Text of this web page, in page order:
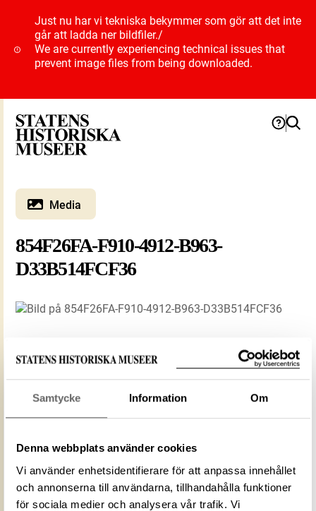
Samtycke Information Om
Denna webbplats använder cookies
Vi använder enhetsidentifierare för att anpassa innehållet
och annonserna till användarna, tillhandahålla funktioner
för sociala medier och analysera vår trafik. Vi
Just nu har vi tekniska bekymmer som gör att det inte
går att ladda ner bildfiler./
We are currently experiencing technical issues that
prevent image files from being downloaded.
Media
854F26FA-F910-4912-B963-
D33B514FCF36
Media: Historiska museet. Historiska
museet/SHM, (PDM)
Upphovsrätten till detta verk har gått ut och är
upphovsperson om denne är känd.
LADDA NER MEDIA